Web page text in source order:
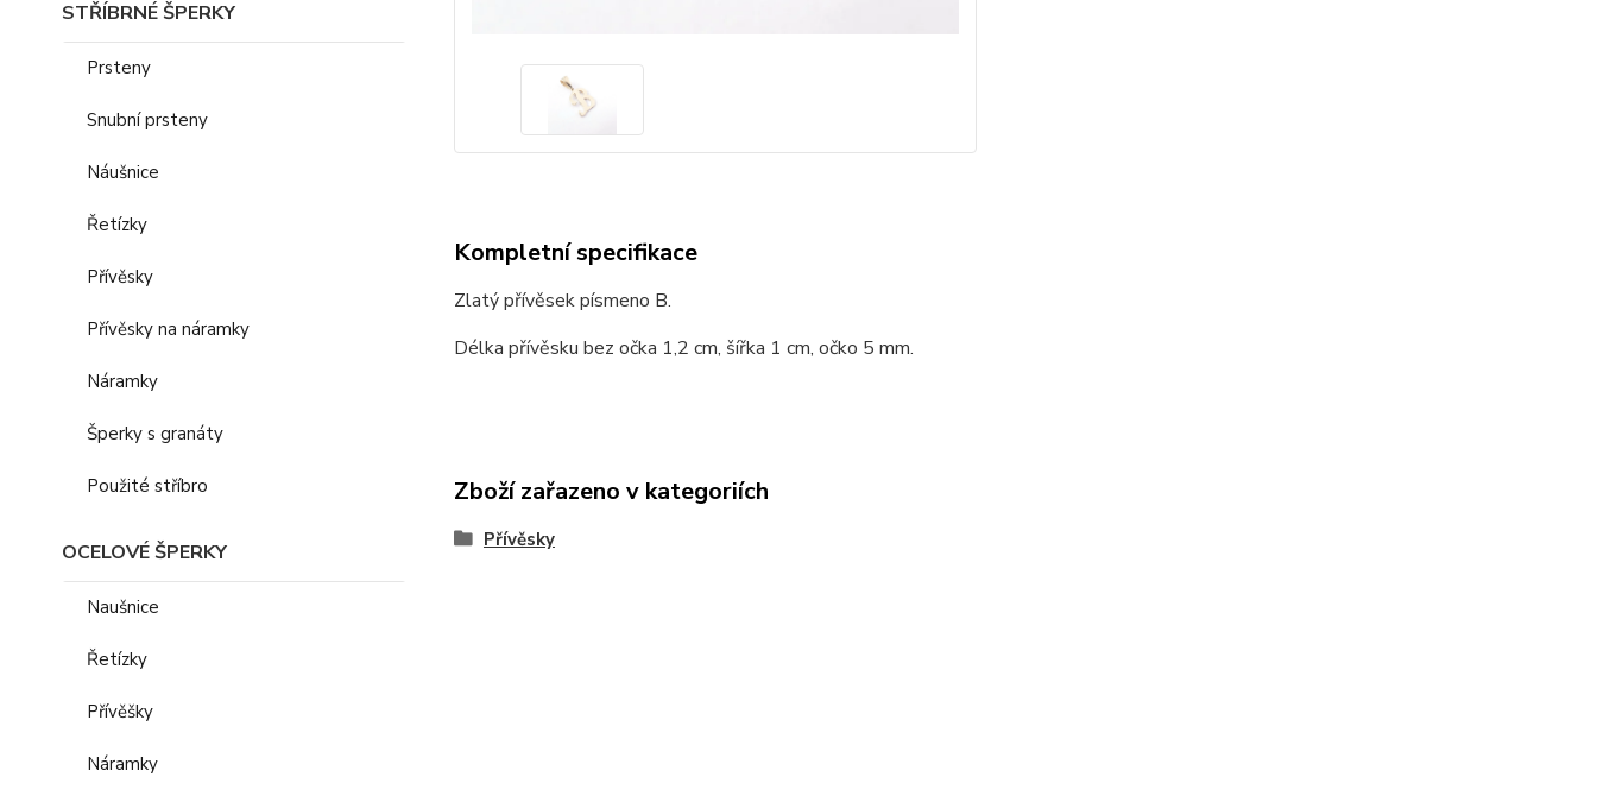
STŘÍBRNÉ ŠPERKY
Prsteny
Snubní prsteny
Náušnice
Řetízky
Přívěsky
Přívěsky na náramky
Náramky
Šperky s granáty
Použité stříbro
OCELOVÉ ŠPERKY
Naušnice
Řetízky
Přívěšky
Náramky
Kompletní specifikace
Zlatý přívěsek písmeno B.
Délka přívěsku bez očka 1,2 cm, šířka 1 cm, očko 5 mm.
Zboží zařazeno v kategoriích
Přívěsky